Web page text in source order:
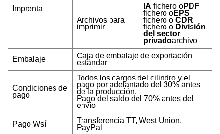
Imprenta
Archivos para
imprimir
IA fichero oPDF
fichero oEPS
fichero o CDR
fichero o División
del sector
privadoarchivo
Embalaje
Caja de embalaje de exportación
estándar
Condiciones de
pago
Todos los cargos del cilindro y el
pago por adelantado del 30% antes
de la producción,
Pago del saldo del 70% antes del
envío
Pago Wsí
Transferencia TT, West Union,
PayPal